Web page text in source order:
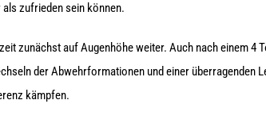
zufrieden sein können.
zunächst auf Augenhöhe weiter. Auch nach einem 4
der Abwehrformationen und einer überragenden
kämpfen.